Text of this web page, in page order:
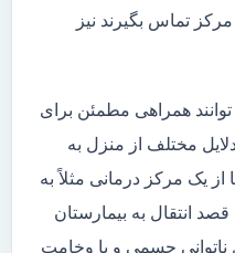
با این مرکز تماس بگیرند نیز
همراهی مطمئن برای
مختلف از منزل به
از یک مرکز درمانی مثلاً به
انتقال به بیمارستان
ناتوانی جسمی و یا وخامت